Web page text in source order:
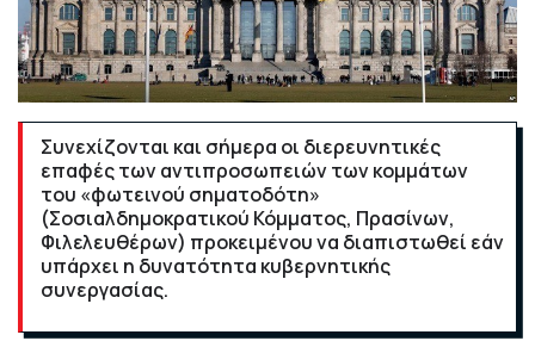
Συνεχίζονται και σήμερα οι διερευνητικές
επαφές των αντιπροσωπειών των κομμάτων
του «φωτεινού σηματοδότη»
(Σοσιαλδημοκρατικού Κόμματος, Πρασίνων,
Φιλελευθέρων) προκειμένου να διαπιστωθεί εάν
υπάρχει η δυνατότητα κυβερνητικής
συνεργασίας.